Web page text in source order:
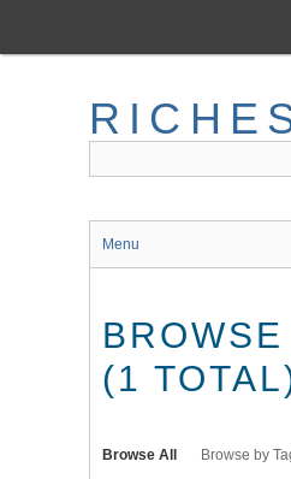
main
Menu
(1
Browse All Browse by